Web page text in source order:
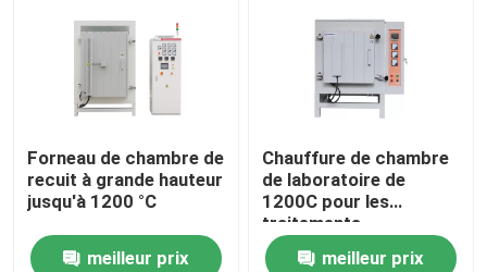
Forneau de chambre de
recuit à grande hauteur
jusqu'à 1200 °C
meilleur prix
Chauffure de chambre
de laboratoire de
1200C pour les
traitements
thermiques
W600xD400xH400mm
meilleur prix